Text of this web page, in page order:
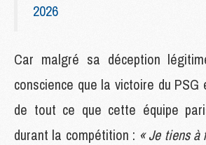
2026
Car malgré sa déception
conscience que la victoire du
de tout ce que cette équipe
durant la compétition : « Je tiens à